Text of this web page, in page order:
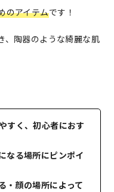
のアイテムです！
、陶器のような綺麗な肌
すく、初心者におす
なる場所にピンポイ
・顔の場所によって